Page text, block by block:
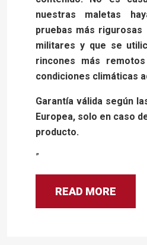
nuestras maletas
pruebas más
militares y que se
rincones más
condiciones climáticas
Garantía válida según
Europea, solo en caso
producto.
”
READ MORE